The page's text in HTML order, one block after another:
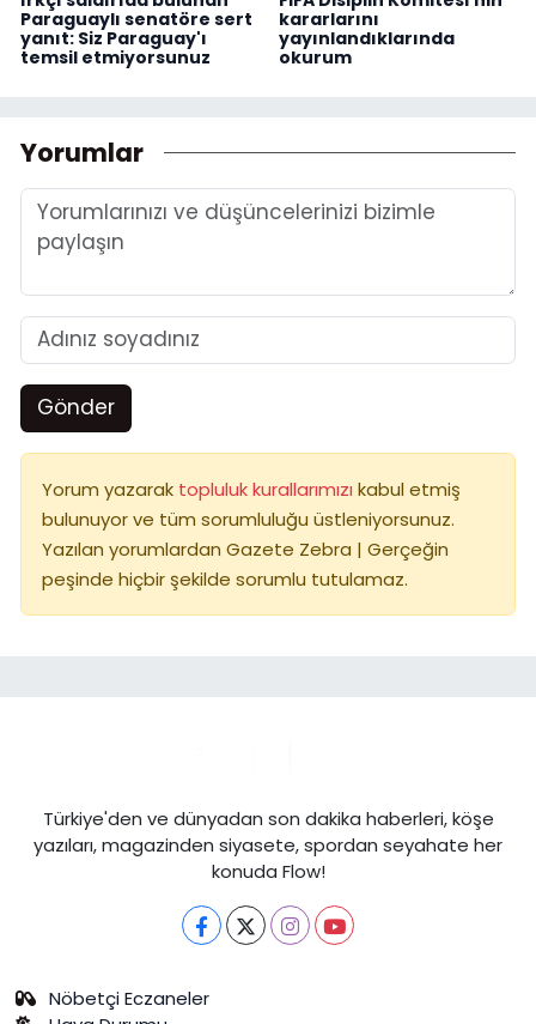
Paraguaylı senatöre sert
yanıt: Siz Paraguay'ı
temsil etmiyorsunuz
kararlarını
yayınlandıklarında
okurum
Yorumlar
Gönder
Yorum yazarak topluluk kurallarımızı kabul etmiş
bulunuyor ve tüm sorumluluğu üstleniyorsunuz.
Yazılan yorumlardan Gazete Zebra | Gerçeğin
peşinde hiçbir şekilde sorumlu tutulamaz.
Türkiye'den ve dünyadan son dakika haberleri, köşe
yazıları, magazinden siyasete, spordan seyahate her
konuda Flow!
Nöbetçi Eczaneler